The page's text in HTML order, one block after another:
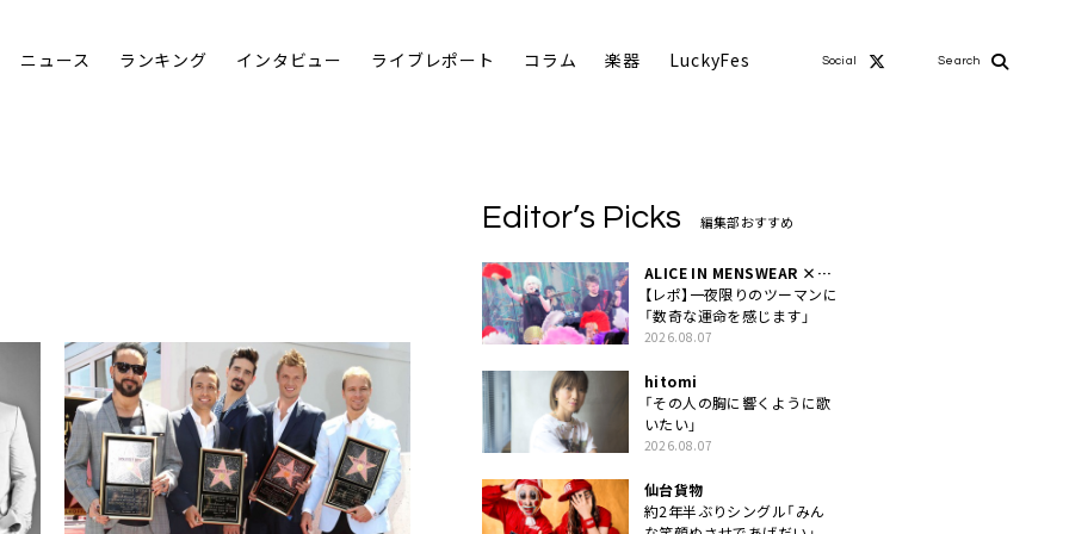
ニュース ランキング インタビュー ライブレポート コラム 楽器 LuckyFes Social Search
Editor’s Picks 編集部おすすめ
ALICE IN MENSWEAR ×
MASCHERA
【レポ】一夜限りのツーマンに
「数奇な運命を感じます」
2026.08.07
hitomi
「その人の胸に響くように歌
いたい」
2026.08.07
仙台貨物
約2年半ぶりシングル「みん